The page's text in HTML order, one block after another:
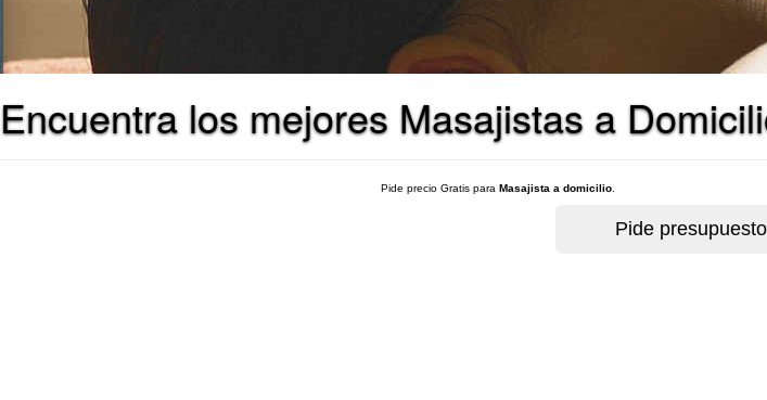
Encuentra los mejores Masajistas a
Pide precio Gratis para Masajista a domicilio